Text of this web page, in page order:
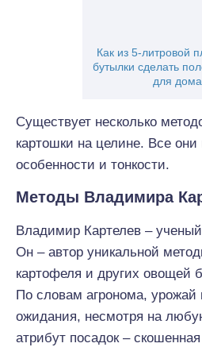
Как из 5-литровой
бутылки сделать
для дома
Существует несколько
картошки на целине. Все
особенности и тонкости.
Методы Владимира
Владимир Картелев –
Он – автор уникальной
картофеля и других овощей
По словам агронома, урожай
ожидания, несмотря на
атрибут посадок –